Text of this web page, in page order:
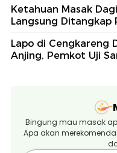
Ketahuan Masak
Langsung Ditangkap
Lapo di Cengkareng
Anjing, Pemkot Uji
Bingung mau masak
Apa akan